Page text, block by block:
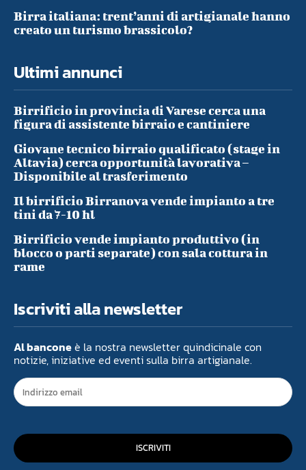
Birra italiana: trent’anni di artigianale hanno
creato un turismo brassicolo?
Ultimi annunci
Birrificio in provincia di Varese cerca una
figura di assistente birraio e cantiniere
Giovane tecnico birraio qualificato (stage in
Altavia) cerca opportunità lavorativa –
Disponibile al trasferimento
Il birrificio Birranova vende impianto a tre
tini da 7-10 hl
Birrificio vende impianto produttivo (in
blocco o parti separate) con sala cottura in
rame
Iscriviti alla newsletter
Al banconeè la nostra newsletter quindicinale con
notizie, iniziative ed eventi sulla birra artigianale.
ISCRIVITI